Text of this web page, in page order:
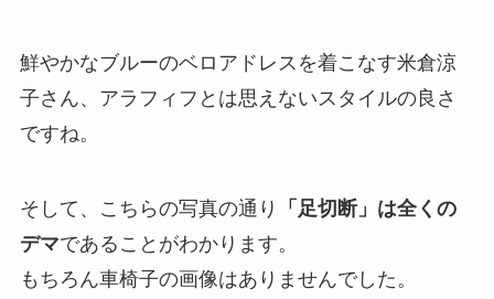
鮮やかなブルーのベロアドレスを着こなす米倉涼
子さん、アラフィフとは思えないスタイルの良さ
ですね。
そして、こちらの写真の通り
「足切断」は全くの
デマであることがわかります。
もちろん車椅子の画像はありませんでした。